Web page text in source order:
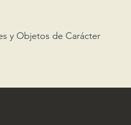
y Objetos de Carácter